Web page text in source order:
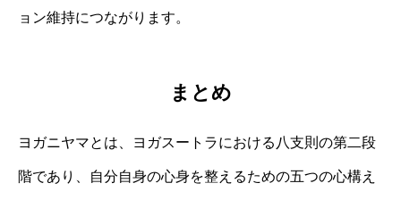
ョン維持につながります。
まとめ
ヨガニヤマとは、ヨガスートラにおける八支則の第二段
階であり、自分自身の心身を整えるための五つの心構え